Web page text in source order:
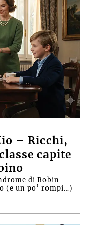
– Ricchi,
capite
di Robin
(e un po’ rompi…)